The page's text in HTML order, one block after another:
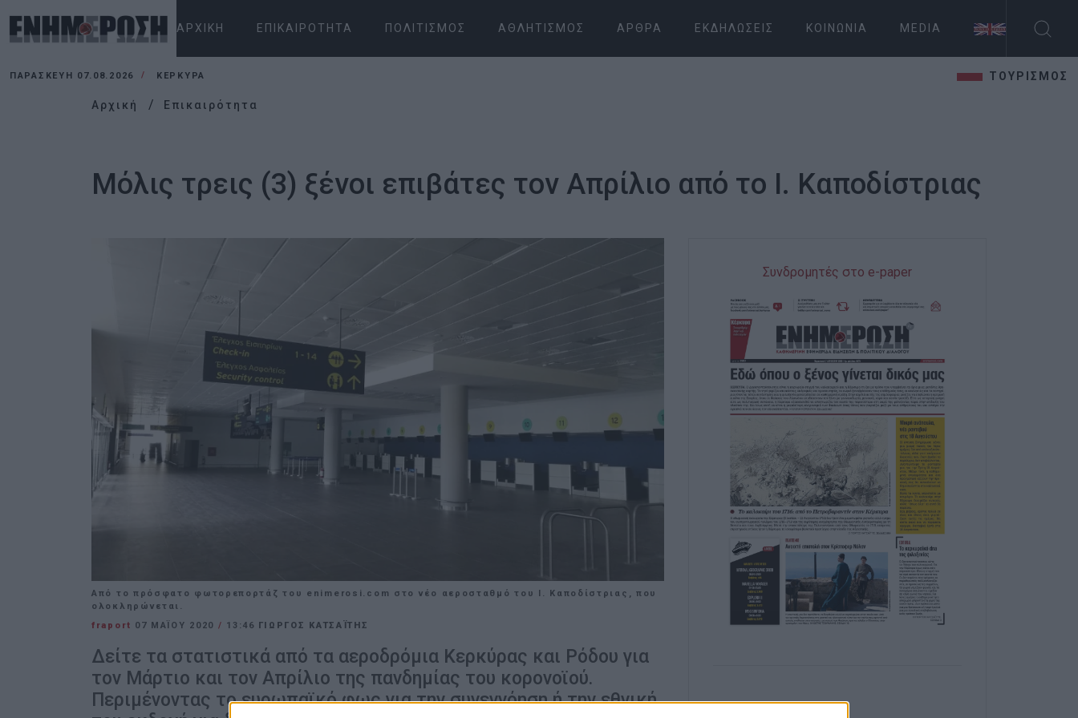
ΑΡΧΙΚΉ ΕΠΙΚΑΙΡΌΤΗΤΑ ΠΟΛΙΤΙΣΜΌΣ ΑΘΛΗΤΙΣΜΌΣ ΆΡΘΡΑ ΕΚΔΗΛΏΣΕΙΣ ΚΟΙΝΩΝΊΑ MEDIA
ΠΑΡΑΣΚΕΥΉ 07.08.2026 ΚΕΡΚΥΡΑ ΤΟΥΡΙΣΜΟΣ
Αρχική Επικαιρότητα
Μόλις τρεις (3) ξένοι επιβάτες τον Απρίλιο από το Ι. Καποδίστριας
Από το πρόσφατο φωτορεπορτάζ του enimerosi.com στο νέο αεροσταθμό του Ι. Καποδίστριας, που
ολοκληρώνεται.
fraport 07 ΜΑΪ́ΟΥ 2020 / 13:46 ΓΙΩΡΓΟΣ ΚΑΤΣΑΪΤΗΣ
Δείτε τα στατιστικά από τα αεροδρόμια Κερκύρας και Ρόδου για
τον Μάρτιο και τον Απρίλιο της πανδημίας του κορονοϊού.
Περιμένοντας το ευρωπαϊκό φως για την συνεννόηση ή την εθνική
Συνδρομητές στο e-paper